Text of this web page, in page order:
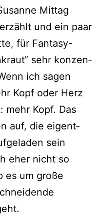
Mittag
und ein paar
für Fantasy-
sehr kon­zen­
ich sagen
Kopf oder Herz
mehr Kopf. Das
auf, die eigent­
sein
eher nicht so
es um gro­ße